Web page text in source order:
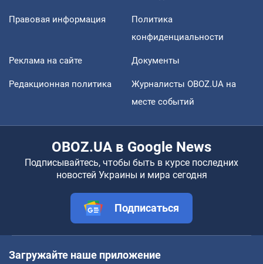
Правовая информация
Политика
конфиденциальности
Реклама на сайте Документы
Редакционная политика
Журналисты OBOZ.UA на
месте событий
OBOZ.UA в Google News
Подписывайтесь, чтобы быть в курсе последних
новостей Украины и мира сегодня
Подписаться
Загружайте наше приложение